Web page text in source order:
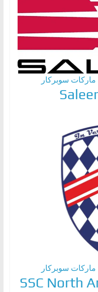
ماركات سوبركار
ماركات سوبركار